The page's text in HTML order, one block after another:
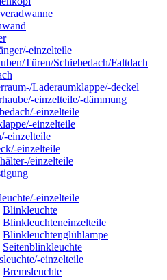
einzelteile
Türen/Schiebedach/Faltdach
Laderaumklappe/-deckel
einzelteile/-dämmung
einzelteile
einzelteile
einzelteile
einzelteile
einzelteile
einzelteile
Blinkleuchte
Blinkleuchteneinzelteile
Blinkleuchtenglühlampe
Seitenblinkleuchte
einzelteile
Bremsleuchte